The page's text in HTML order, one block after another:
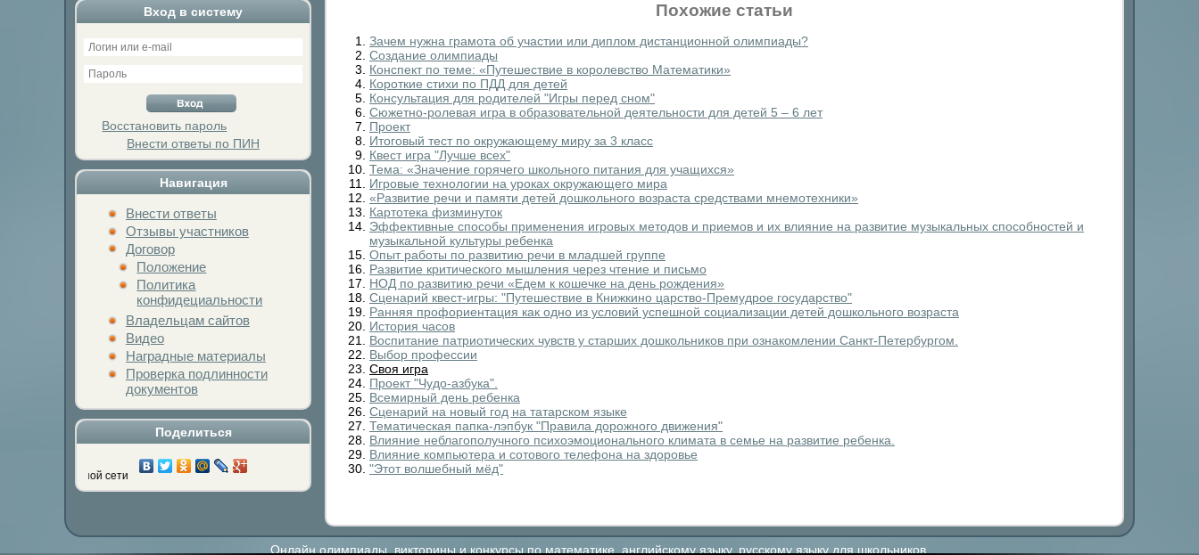
Вход в систему
Восстановить пароль
Внести ответы по ПИН
Навигация
Внести ответы
Отзывы участников
Договор
Положение
Политика
конфидециальности
Владельцам сайтов
Видео
Наградные материалы
Проверка подлинности
документов
Поделиться
социальной сети
Похожие статьи
Зачем нужна грамота об участии или диплом дистанционной олимпиады?
Создание олимпиады
Конспект по теме: «Путешествие в королевство Математики»
Короткие стихи по ПДД для детей
Консультация для родителей "Игры перед сном"
Сюжетно-ролевая игра в образовательной деятельности для детей 5 – 6 лет
Проект
Итоговый тест по окружающему миру за 3 класс
Квест игра "Лучше всех"
Тема: «Значение горячего школьного питания для учащихся»
Игровые технологии на уроках окружающего мира
«Развитие речи и памяти детей дошкольного возраста средствами мнемотехники»
Картотека физминуток
Эффективные способы применения игровых методов и приемов и их влияние на развитие музыкальных способностей и
музыкальной культуры ребенка
Опыт работы по развитию речи в младшей группе
Развитие критического мышления через чтение и письмо
НОД по развитию речи «Едем к кошечке на день рождения»
Сценарий квест-игры: "Путешествие в Книжкино царство-Премудрое государство"
Ранняя профориентация как одно из условий успешной социализации детей дошкольного возраста
История часов
Воспитание патриотических чувств у старших дошкольников при ознакомлении Санкт-Петербургом.
Выбор профессии
Своя игра
Проект "Чудо-азбука".
Всемирный день ребенка
Сценарий на новый год на татарском языке
Тематическая папка-лэпбук "Правила дорожного движения"
Влияние неблагополучного психоэмоционального климата в семье на развитие ребенка.
Влияние компьютера и сотового телефона на здоровье
"Этот волшебный мёд"
Онлайн олимпиады, викторины и конкурсы по математике, английскому языку, русскому языку для школьников.